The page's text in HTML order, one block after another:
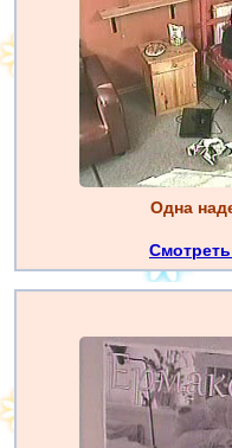
Одна